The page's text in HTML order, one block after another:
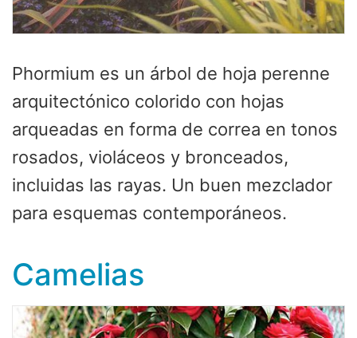
Phormium es un árbol de hoja perenne
arquitectónico colorido con hojas
arqueadas en forma de correa en tonos
rosados, violáceos y bronceados,
incluidas las rayas. Un buen mezclador
para esquemas contemporáneos.
Camelias